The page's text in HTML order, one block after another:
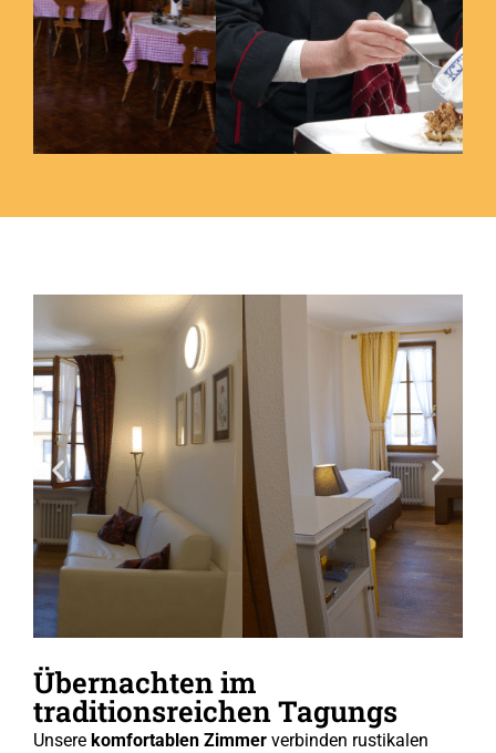
Übernachten im
traditionsreichen Tagungs
Unsere komfortablen Zimmer verbinden rustikalen